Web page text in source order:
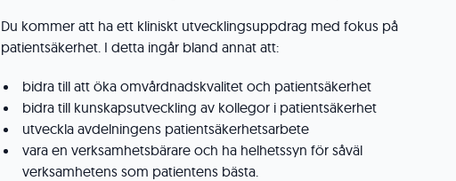
Du kommer att ha ett kliniskt utvecklingsuppdrag med fokus på
patientsäkerhet. I detta ingår bland annat att:
bidra till att öka omvårdnadskvalitet och patientsäkerhet
bidra till kunskapsutveckling av kollegor i patientsäkerhet
utveckla avdelningens patientsäkerhetsarbete
vara en verksamhetsbärare och ha helhetssyn för såväl
verksamhetens som patientens bästa.